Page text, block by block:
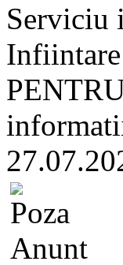
Serviciu